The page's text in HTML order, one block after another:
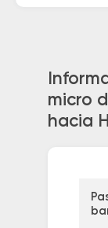
micro
hacia